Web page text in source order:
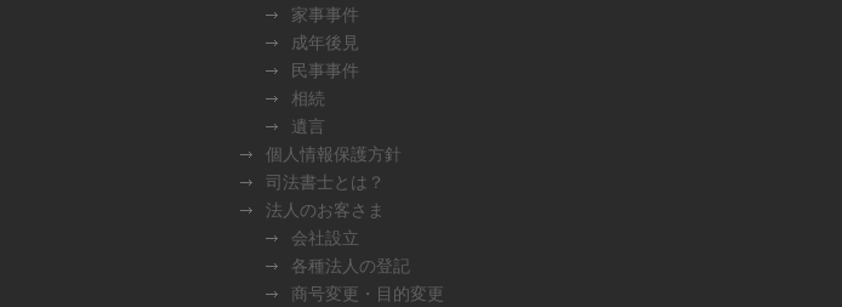
家事事件
成年後見
民事事件
相続
遺言
個人情報保護方針
司法書士とは？
法人のお客さま
会社設立
各種法人の登記
商号変更・目的変更